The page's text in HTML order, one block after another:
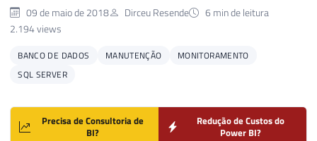
09 de maio de 2018 Dirceu Resende
6 min de leitura
2.194 views
BANCO DE DADOS MANUTENÇÃO
MONITORAMENTO
SQL SERVER
Precisa de Consultoria de
BI?
Redução de Custos do
Power BI?